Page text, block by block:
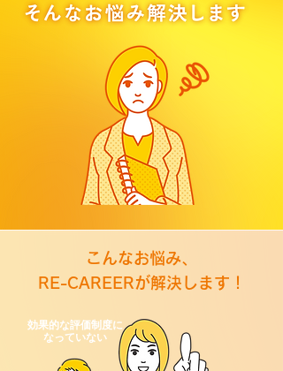
こんなお悩み、
RE-CAREERが解決します！
効果的な評価制度に
なっていない